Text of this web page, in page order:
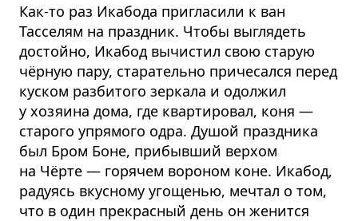
Как-то раз Икабода пригласили к ван
Тасселям на праздник. Чтобы выглядеть
достойно, Икабод вычистил свою старую
чёрную пару, старательно причесался перед
куском разбитого зеркала и одолжил
у хозяина дома, где квартировал, коня —
старого упрямого одра. Душой праздника
был Бром Боне, прибывший верхом
на Чёрте — горячем вороном коне. Икабод,
радуясь вкусному угощенью, мечтал о том,
что в один прекрасный день он женится